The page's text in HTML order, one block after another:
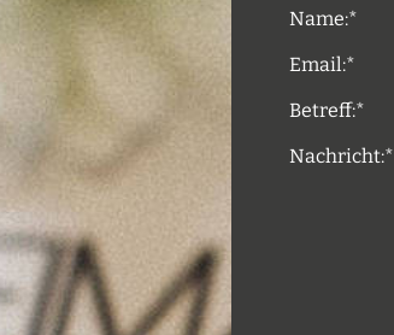
Name:*
Email:*
Betreff:*
Nachricht:*